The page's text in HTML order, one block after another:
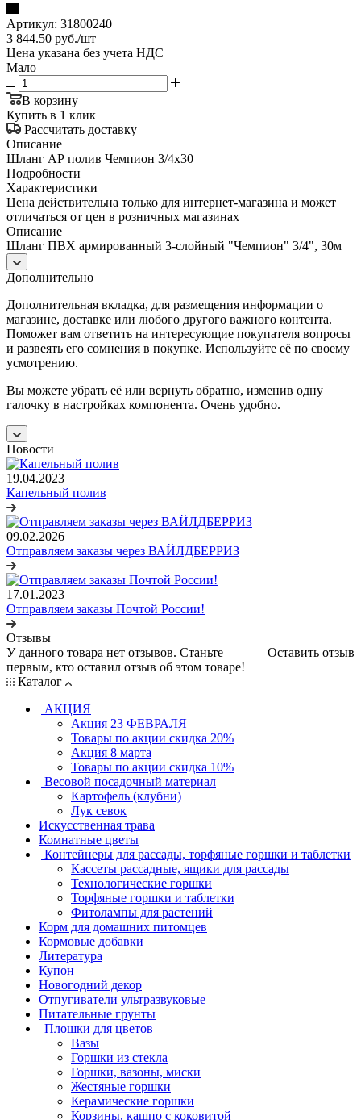
Артикул: 31800240
3 844.50 руб./шт
Цена указана без учета НДС
Мало
В корзину
Купить в 1 клик
Рассчитать доставку
Описание
Шланг АР полив Чемпион 3/4х30
Подробности
Характеристики
Цена действительна только для интернет-магазина и может
отличаться от цен в розничных магазинах
Описание
Шланг ПВХ армированный 3-слойный "Чемпион" 3/4", 30м
Дополнительно
Дополнительная вкладка, для размещения информации о
магазине, доставке или любого другого важного контента.
Поможет вам ответить на интересующие покупателя вопросы
и развеять его сомнения в покупке. Используйте её по своему
усмотрению.
Вы можете убрать её или вернуть обратно, изменив одну
галочку в настройках компонента. Очень удобно.
Новости
19.04.2023
Капельный полив
09.02.2026
Отправляем заказы через ВАЙЛДБЕРРИЗ
17.01.2023
Отправляем заказы Почтой России!
Отзывы
Оставить отзыв
У данного товара нет отзывов. Станьте
первым, кто оставил отзыв об этом товаре!
Каталог
АКЦИЯ
Акция 23 ФЕВРАЛЯ
Товары по акции скидка 20%
Акция 8 марта
Товары по акции скидка 10%
Весовой посадочный материал
Картофель (клубни)
Лук севок
Искусственная трава
Комнатные цветы
Контейнеры для рассады, торфяные горшки и таблетки
Кассеты рассадные, ящики для рассады
Технологические горшки
Торфяные горшки и таблетки
Фитолампы для растений
Корм для домашних питомцев
Кормовые добавки
Литература
Купон
Новогодний декор
Отпугиватели ультразвуковые
Питательные грунты
Плошки для цветов
Вазы
Горшки из стекла
Горшки, вазоны, миски
Жестяные горшки
Керамические горшки
Корзины, кашпо с коковитой